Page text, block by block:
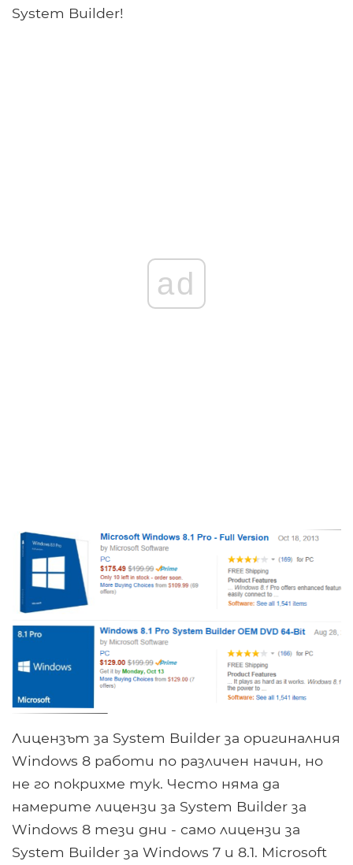
System Builder!
ad
Лицензът за System Builder за оригиналния
Windows 8 работи по различен начин, но
не го покрихме тук. Често няма да
намерите лицензи за System Builder за
Windows 8 тези дни - само лицензи за
System Builder за Windows 7 и 8.1. Microsoft